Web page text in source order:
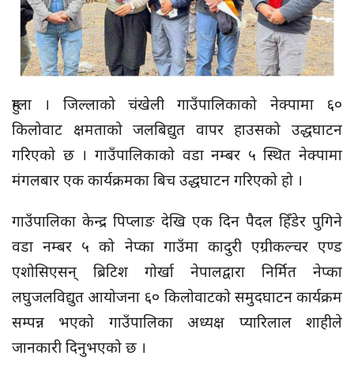
हुम्ला । जिल्लाको चंखेली गाउँपालिकाको नेक्पामा ६०
किलोवाट क्षमताको जलबिद्युत वापर हाउसको उद्धघाटन
गरिएको छ । गाउँपालिकाको वडा नम्बर ५ स्थित नेक्पामा
मंगलबार एक कार्यक्रमका बिच उद्धघाटन गरिएको हो ।
गाउँपालिका केन्द्र पिप्लाङ देखि एक दिन पैदल हिँडेर पुगिने
वडा नम्बर ५ को नेप्का गाउँमा कादुरी एग्रीकल्चर एण्ड
एशोसिएसन् ब्रिटिश गोर्खा नेपालद्वारा निर्मित नेप्का
लघुजलविद्युत आयोजना ६० किलोवाटको समुदघाटन कार्यक्रम
सम्पन्न भएको गाउँपालिका अध्यक्ष प्यारिलाल शाहीले
जानकारी दिनुभएको छ ।